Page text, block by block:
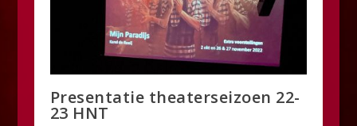
Presentatie theaterseizoen 22-
23 HNT